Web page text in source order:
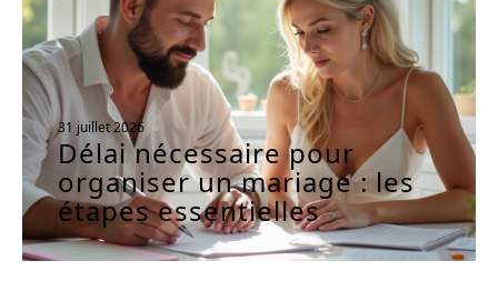
31 juillet 2026
Délai nécessaire pour
organiser un mariage : les
étapes essentielles